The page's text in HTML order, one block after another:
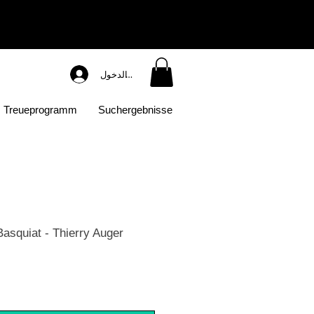
تسجيل الدخول
Treueprogramm Suchergebnisse
- Thierry Auger